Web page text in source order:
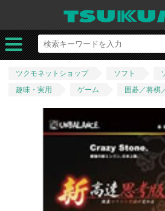
ツクモネットショップ ソフト
趣味・実用
ゲーム 囲碁／将棋